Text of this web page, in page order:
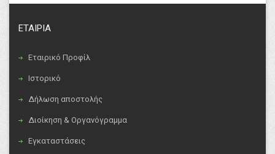
ΕΤΑΙΡΙΑ
Εταιρικό Προφίλ
Ιστορικό
Δήλωση αποστολής
Διοίκηση & Οργανόγραμμα
Εγκαταστάσεις